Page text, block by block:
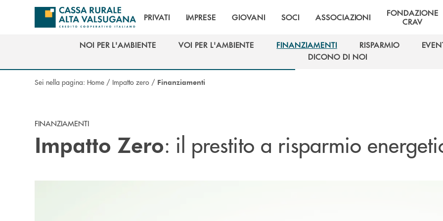
Salta al contenuto principale
PRIVATI IMPRESE GIOVANI SOCI ASSOCIAZIONI
FONDAZIONE
CRAV
NOI PER L'AMBIENTE
VOI PER L'AMBIENTE
FINANZIAMENTI
FINANZIAMENTI
RISPARMIO
RISPARMIO
DICONO DI NOI
Sei nella pagina: Home / Impatto zero / Finanziamenti
FINANZIAMENTI
Impatto Zero: il prestito a risparmio